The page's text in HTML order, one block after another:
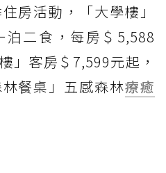
房活動，「大學樓」
二食，每房＄5,588
」客房＄7,599元起，
餐桌」五感森林療癒